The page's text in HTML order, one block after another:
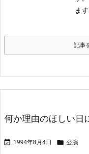
ま
記事
何か理由のほしい日
 1994年8月4日  公演